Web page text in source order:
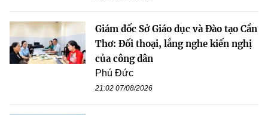
Giám đốc Sở Giáo dục và Đào tạo Cần
Thơ: Đối thoại, lắng nghe kiến nghị
của công dân
Phú Đức
21:02 07/08/2026